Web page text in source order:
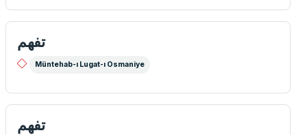
تفهم
Müntehab-ı Lugat-ı Osmaniye
تفهم